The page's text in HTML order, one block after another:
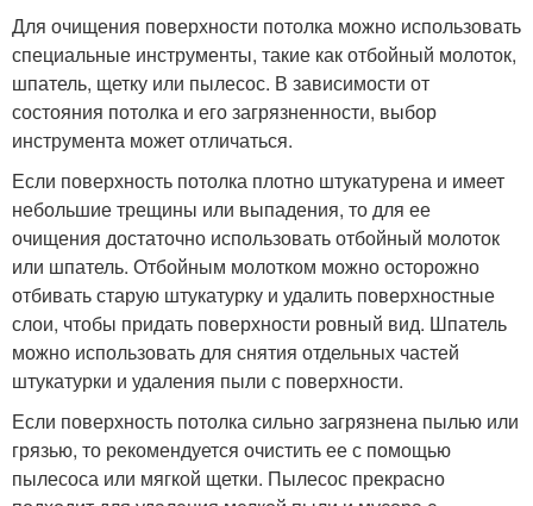
Для очищения поверхности потолка можно использовать
специальные инструменты, такие как отбойный молоток,
шпатель, щетку или пылесос. В зависимости от
состояния потолка и его загрязненности, выбор
инструмента может отличаться.
Если поверхность потолка плотно штукатурена и имеет
небольшие трещины или выпадения, то для ее
очищения достаточно использовать отбойный молоток
или шпатель. Отбойным молотком можно осторожно
отбивать старую штукатурку и удалить поверхностные
слои, чтобы придать поверхности ровный вид. Шпатель
можно использовать для снятия отдельных частей
штукатурки и удаления пыли с поверхности.
Если поверхность потолка сильно загрязнена пылью или
грязью, то рекомендуется очистить ее с помощью
пылесоса или мягкой щетки. Пылесос прекрасно